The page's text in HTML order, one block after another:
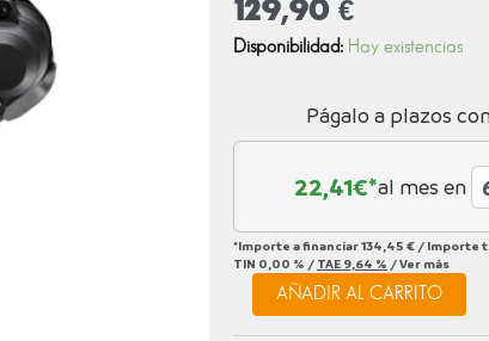
129,90 €
Disponibilidad: Hay existencias
Págalo a plazos
22,41€*al mes en
*Importe a financiar134,45 € / Importe
TIN 0,00 % / TAE 9,64 % /Ver más
CAMBIO
12V
AÑADIR AL CARRITO